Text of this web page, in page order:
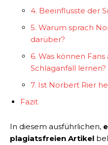
4. Beeinflusste der
5. Warum sprach
darüber?
6. Was können
Schlaganfall lernen?
7. Ist Norbert Rier
Fazit
In diesem ausführlichen,
plagiatsfreien Artikel